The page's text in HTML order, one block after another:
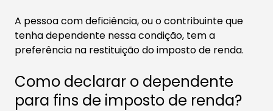
A pessoa com deficiência, ou o contribuinte que
tenha dependente nessa condição, tem a
preferência na restituição do imposto de renda.
Como declarar o dependente
para fins de imposto de renda?